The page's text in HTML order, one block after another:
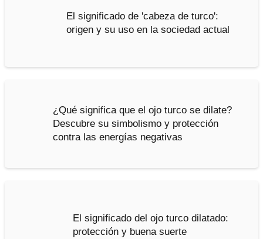
El significado de 'cabeza de turco':
origen y su uso en la sociedad actual
¿Qué significa que el ojo turco se dilate?
Descubre su simbolismo y protección
contra las energías negativas
El significado del ojo turco dilatado:
protección y buena suerte